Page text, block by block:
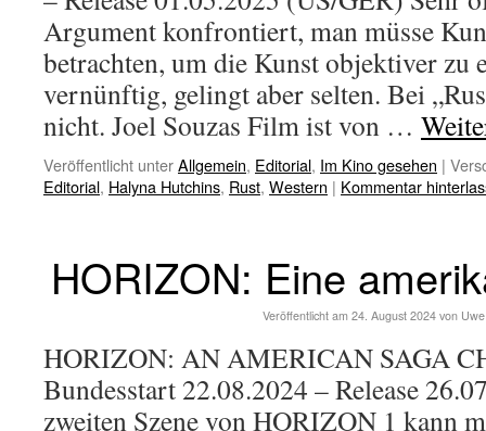
Argument konfrontiert, man müsse
betrachten, um die Kunst objektiver zu
vernünftig, gelingt aber selten. Bei
nicht. Joel Souzas Film ist von …
Veröffentlicht unterAllgemein, Editorial, Im Kino gesehen |
Editorial, Halyna Hutchins, Rust, Western | Kommentar
HORIZON: Eine
Veröffentlicht am 24. August 2024 von
HORIZON: AN AMERICAN SAGA
Bundesstart 22.08.2024 – Release
zweiten Szene von HORIZON 1 kann